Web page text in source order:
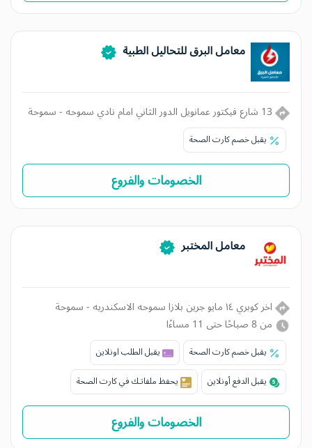
معامل البرق للتحاليل الطبية
يقبل خصم كارت الصحة
الخصومات والفروع
معامل المختبر
اخر كوبري ١٤ مايو جرين بلازا سموحه الاسكندريه - سموحة
من 8 صباحًا حتى 11 مساءًا
يقبل خصم كارت الصحة
يقبل الطلب اونلاين
يقبل الدفع أونلاين
يحفظ ملفاتـك في كارت الصحة
الخصومات والفروع